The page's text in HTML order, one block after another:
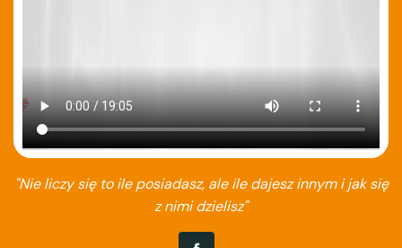
"Nie liczy się to ile posiadasz, ale ile dajesz innym i jak się
z nimi dzielisz"